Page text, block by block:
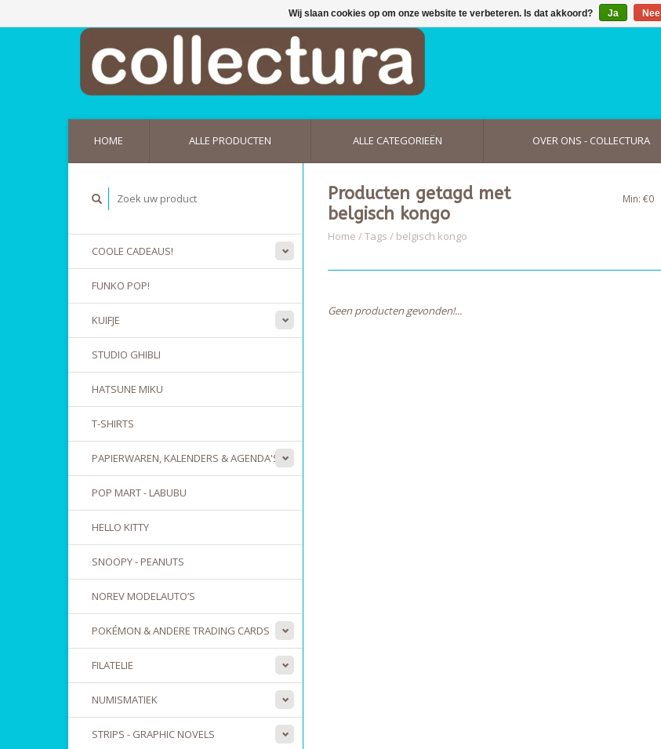
HOME ALLE PRODUCTEN ALLE CATEGORIEËN OVER ONS - COLLECTURA
COOLE CADEAUS!
FUNKO POP!
KUIFJE
STUDIO GHIBLI
HATSUNE MIKU
T-SHIRTS
PAPIERWAREN, KALENDERS & AGENDA'S
POP MART - LABUBU
HELLO KITTY
SNOOPY - PEANUTS
NOREV MODELAUTO’S
POKÉMON & ANDERE TRADING CARDS
FILATELIE
NUMISMATIEK
STRIPS - GRAPHIC NOVELS
Producten getagd met
belgisch kongo
Home /Tags / belgisch kongo
Min: €0
Geen producten gevonden!...
Wij slaan cookies op om onze website te verbeteren. Is dat akkoord? Ja Nee